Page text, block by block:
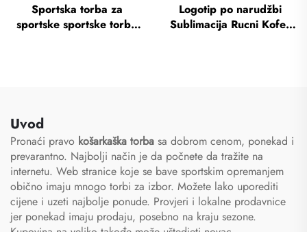
Sportska torba za
sportske sportske torbe
Logotip po narudžbi
Sublimacija Rucni Kofer
Uvod
Pronaći pravo košarkaška torba sa dobrom cenom, ponekad i
prevarantno. Najbolji način je da počnete da tražite na
internetu. Web stranice koje se bave sportskim opremanjem
obično imaju mnogo torbi za izbor. Možete lako uporediti
cijene i uzeti najbolje ponude. Provjeri i lokalne prodavnice
jer ponekad imaju prodaju, posebno na kraju sezone.